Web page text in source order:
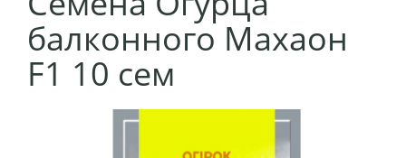
балконного Махаон
F1 10 сем